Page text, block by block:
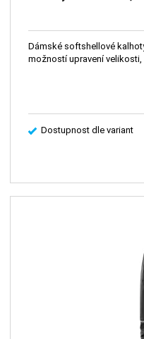
Dámské softshellové
možností upravení
Dostupnost dle variant